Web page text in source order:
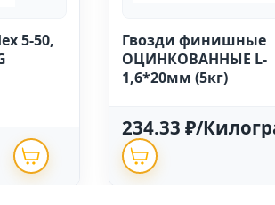
5-50,
Гвозди финишные
ОЦИНКОВАННЫЕ L-
1,6*20мм (5кг)
234.33 ₽/